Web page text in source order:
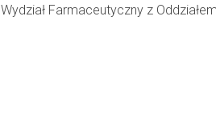
Wydział Farmaceutyczny z